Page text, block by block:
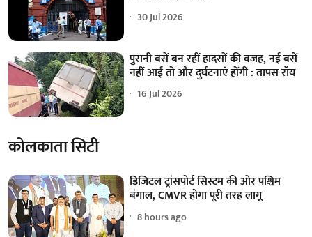
30 Jul 2026
पुरानी बसें बन रहीं हादसों की वजह, नई बसें
नहीं आईं तो और दुर्घटनाएं होंगी : तापस रॉय
16 Jul 2026
कोलकाता सिटी
डिजिटल ट्रांसपोर्ट सिस्टम की ओर पश्चिम
बंगाल, CMVR होगा पूरी तरह लागू
8 hours ago